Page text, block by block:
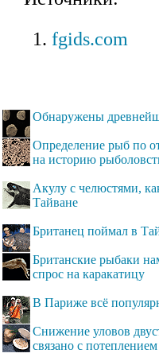
fgids.com
Обнаружены
Определение рыб по
на историю
Акулу с челюстями,
Тайване
Британец поймал в
Британские рыбаки
спрос на каракатицу
В Париже всё
Снижение уловов
связано с